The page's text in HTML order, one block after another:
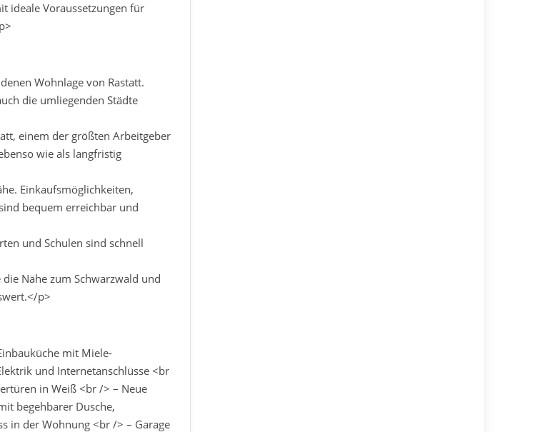
ideale Voraussetzungen für
Wohnlage von Rastatt.
die umliegenden Städte
einem der größten Arbeitgeber
wie als langfristig
Einkaufsmöglichkeiten,
bequem erreichbar und
und Schulen sind schnell
Nähe zum Schwarzwald und
p>
mit Miele-
und Internetanschlüsse <br
in Weiß <br /> – Neue
begehbarer Dusche,
in der Wohnung <br /> – Garage